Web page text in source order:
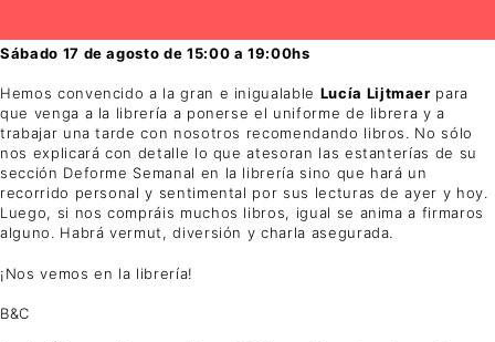
Sábado 17 de agosto de 15:00 a 19:00hs
Hemos convencido a la gran e inigualable Lucía Lijtmaer para
que venga a la librería a ponerse el uniforme de librera y a
trabajar una tarde con nosotros recomendando libros. No sólo
nos explicará con detalle lo que atesoran las estanterías de su
sección Deforme Semanal en la librería sino que hará un
recorrido personal y sentimental por sus lecturas de ayer y hoy.
Luego, si nos compráis muchos libros, igual se anima a firmaros
alguno. Habrá vermut, diversión y charla asegurada.
¡Nos vemos en la librería!
B&C